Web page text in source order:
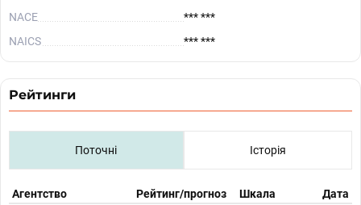
NACE
*** ***
NAICS
*** ***
Рейтинги
Поточні Історія
Агентство Рейтинг/прогноз Шкала
Дата